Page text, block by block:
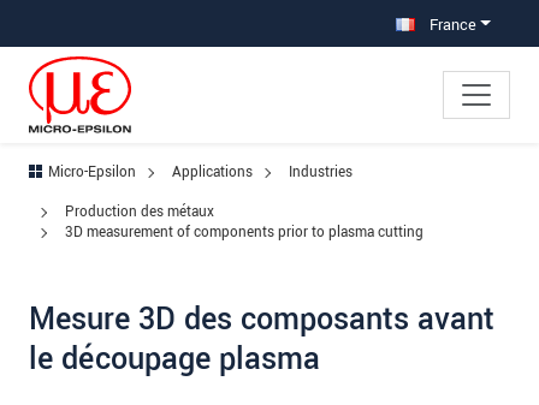
France
Micro-Epsilon Applications
Industries
Production des métaux
3D measurement of components prior to plasma cutting
Mesure 3D des composants avant
le découpage plasma